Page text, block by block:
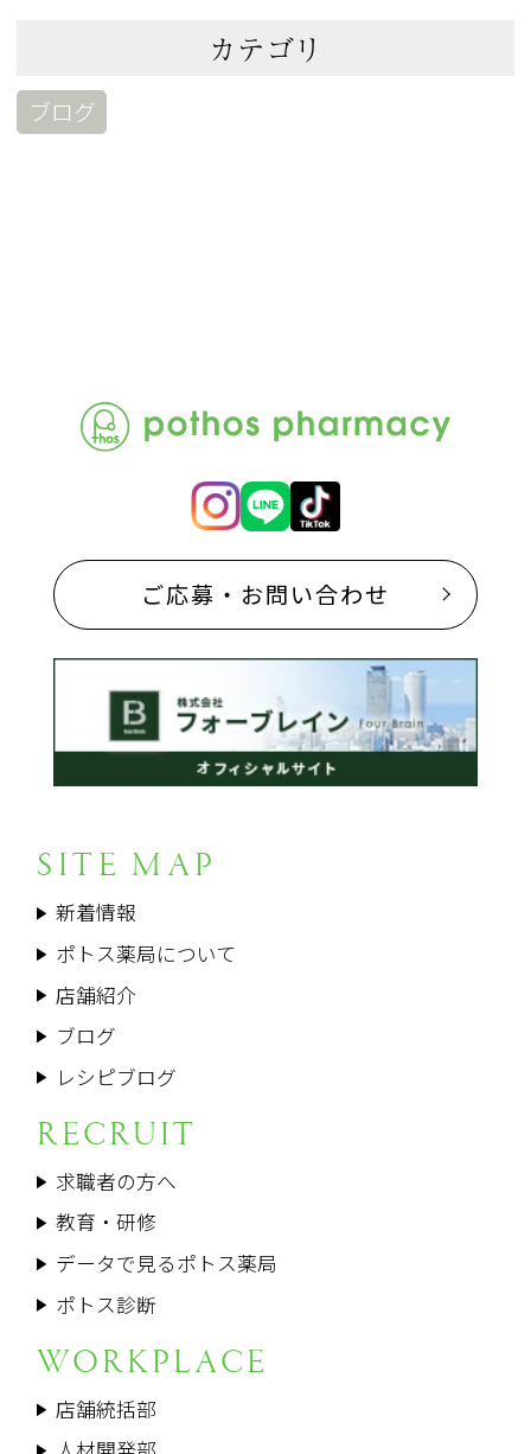
カテゴリ
ブログ
ご応募・お問い合わせ
SITE MAP
新着情報
ポトス薬局について
店舗紹介
ブログ
レシピブログ
RECRUIT
求職者の方へ
教育・研修
データで見るポトス薬局
ポトス診断
WORKPLACE
店舗統括部